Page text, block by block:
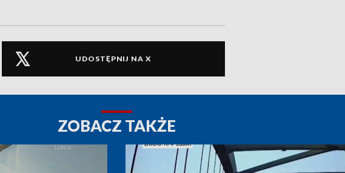
UDOSTĘPNIJ NA X
ZOBACZ TAKŻE